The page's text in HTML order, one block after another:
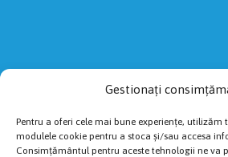
Gestionați
Pentru a oferi cele mai bune experiențe, utilizăm
modulele cookie pentru a stoca și/sau accesa
Consimțământul pentru aceste tehnologii ne va